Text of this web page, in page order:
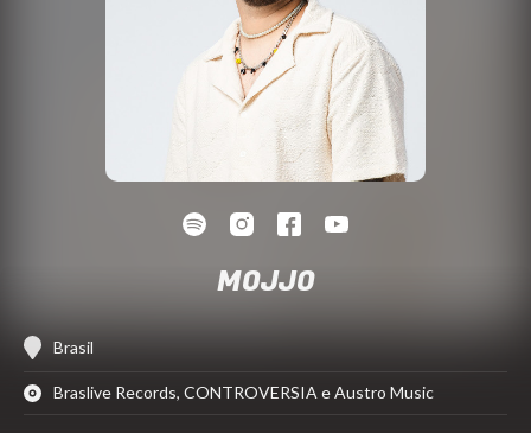
MOJJO
Brasil
Braslive Records, CONTROVERSIA e Austro Music